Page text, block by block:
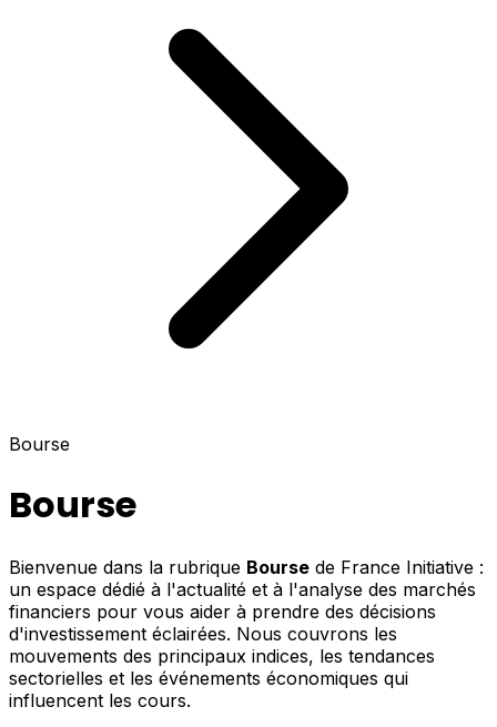
Bourse
Bourse
Bienvenue dans la rubrique Bourse de France Initiative :
un espace dédié à l'actualité et à l'analyse des marchés
financiers pour vous aider à prendre des décisions
d'investissement éclairées. Nous couvrons les
mouvements des principaux indices, les tendances
sectorielles et les événements économiques qui
influencent les cours.